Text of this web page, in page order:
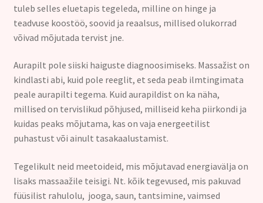
tuleb selles eluetapis tegeleda, milline on hinge ja
teadvuse koostöö, soovid ja reaalsus, millised olukorrad
võivad mõjutada tervist jne.
Aurapilt pole siiski haiguste diagnoosimiseks. Massažist on
kindlasti abi, kuid pole reeglit, et seda peab ilmtingimata
peale aurapilti tegema. Kuid aurapildist on ka näha,
millised on tervislikud põhjused, milliseid keha piirkondi ja
kuidas peaks mõjutama, kas on vaja energeetilist
puhastust või ainult tasakaalustamist.
Tegelikult neid meetoideid, mis mõjutavad energiavälja on
lisaks massaažile teisigi. Nt. kõik tegevused, mis pakuvad
füüsilist rahulolu, jooga, saun, tantsimine, vaimsed